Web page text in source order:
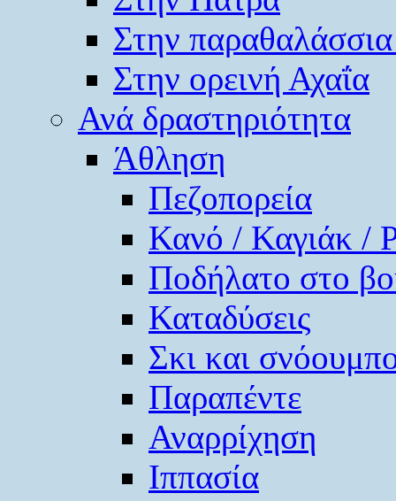
Στην
Στην ορεινή Αχαΐα
Ανά δραστηριότητα
Άθληση
Πεζοπορεία
Κανό / Καγιάκ /
Ποδήλατο στο
Καταδύσεις
Σκι και
Παραπέντε
Αναρρίχηση
Ιππασία